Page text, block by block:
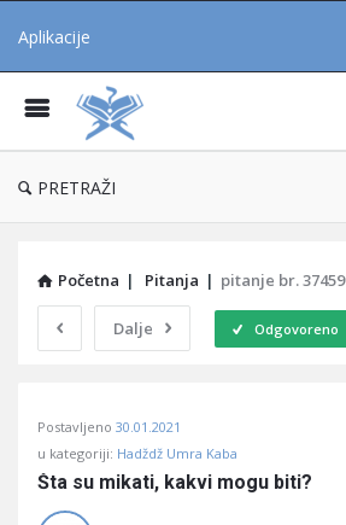
Aplikacije
PRETRAŽI
Početna | Pitanja | pitanje br. 37459
Dalje Odgovoreno
Učene
Latest
Postavljeno 30.01.2021
u kategoriji: Hadždž Umra Kaba
Šta su mikati, kakvi mogu biti?